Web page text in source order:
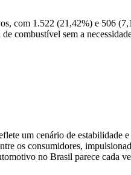
1.522 (21,42%) e 506
combustível sem a
um cenário de estabilidade
os consumidores,
no Brasil parece cada